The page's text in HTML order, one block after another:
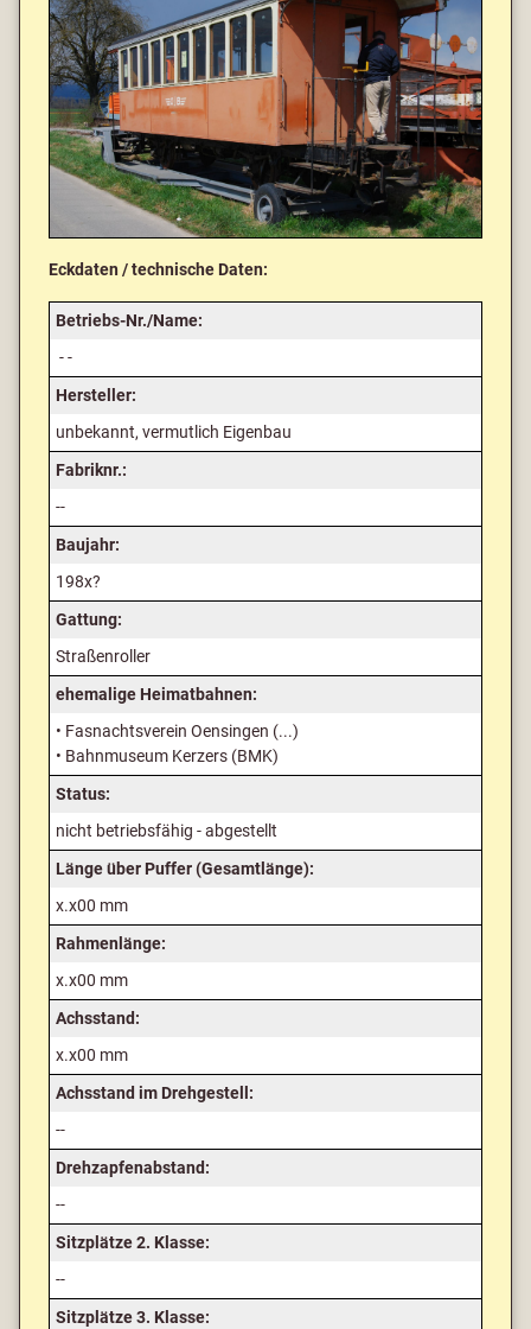
Eckdaten / technische Daten:
Betriebs-Nr./Name:
- -
Hersteller:
unbekannt, vermutlich Eigenbau
Fabriknr.:
--
Baujahr:
198x?
Gattung:
Straßenroller
ehemalige Heimatbahnen:
• Fasnachtsverein Oensingen (...)
• Bahnmuseum Kerzers (BMK)
Status:
nicht betriebsfähig - abgestellt
Länge über Puffer (Gesamtlänge):
x.x00 mm
Rahmenlänge:
x.x00 mm
Achsstand:
x.x00 mm
Achsstand im Drehgestell:
--
Drehzapfenabstand:
--
Sitzplätze 2. Klasse:
--
Sitzplätze 3. Klasse: